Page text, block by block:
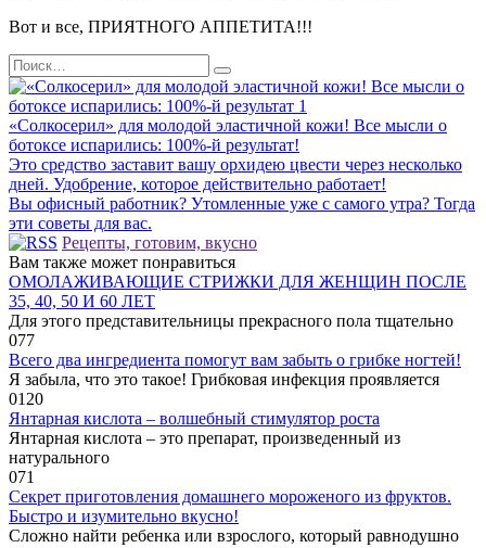
Вот и все, ПРИЯТНОГО АППЕТИТА!!!
Search
for:
«Солкосерил» для молодой эластичной кожи! Все мысли о
ботоксе испарились: 100%-й результат!
Это средство заставит вашу орхидею цвести через несколько
дней. Удобрение, которое действительно работает!
Вы офисный работник? Утомленные уже с самого утра? Тогда
эти советы для вас.
Рецепты, готовим, вкусно
Вам также может понравиться
ОМОЛАЖИВАЮЩИЕ СТРИЖКИ ДЛЯ ЖЕНЩИН ПОСЛЕ
35, 40, 50 И 60 ЛЕТ
Для этого представительницы прекрасного пола тщательно
077
Всего два ингредиента помогут вам забыть о грибке ногтей!
Я забыла, что это такое! Грибковая инфекция проявляется
0120
Янтарная кислота – волшебный стимулятор роста
Янтарная кислота – это препарат, произведенный из
натурального
071
Секрет приготовления домашнего мороженого из фруктов.
Быстро и изумительно вкусно!
Сложно найти ребенка или взрослого, который равнодушно